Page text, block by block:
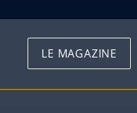
LE MAGAZINE